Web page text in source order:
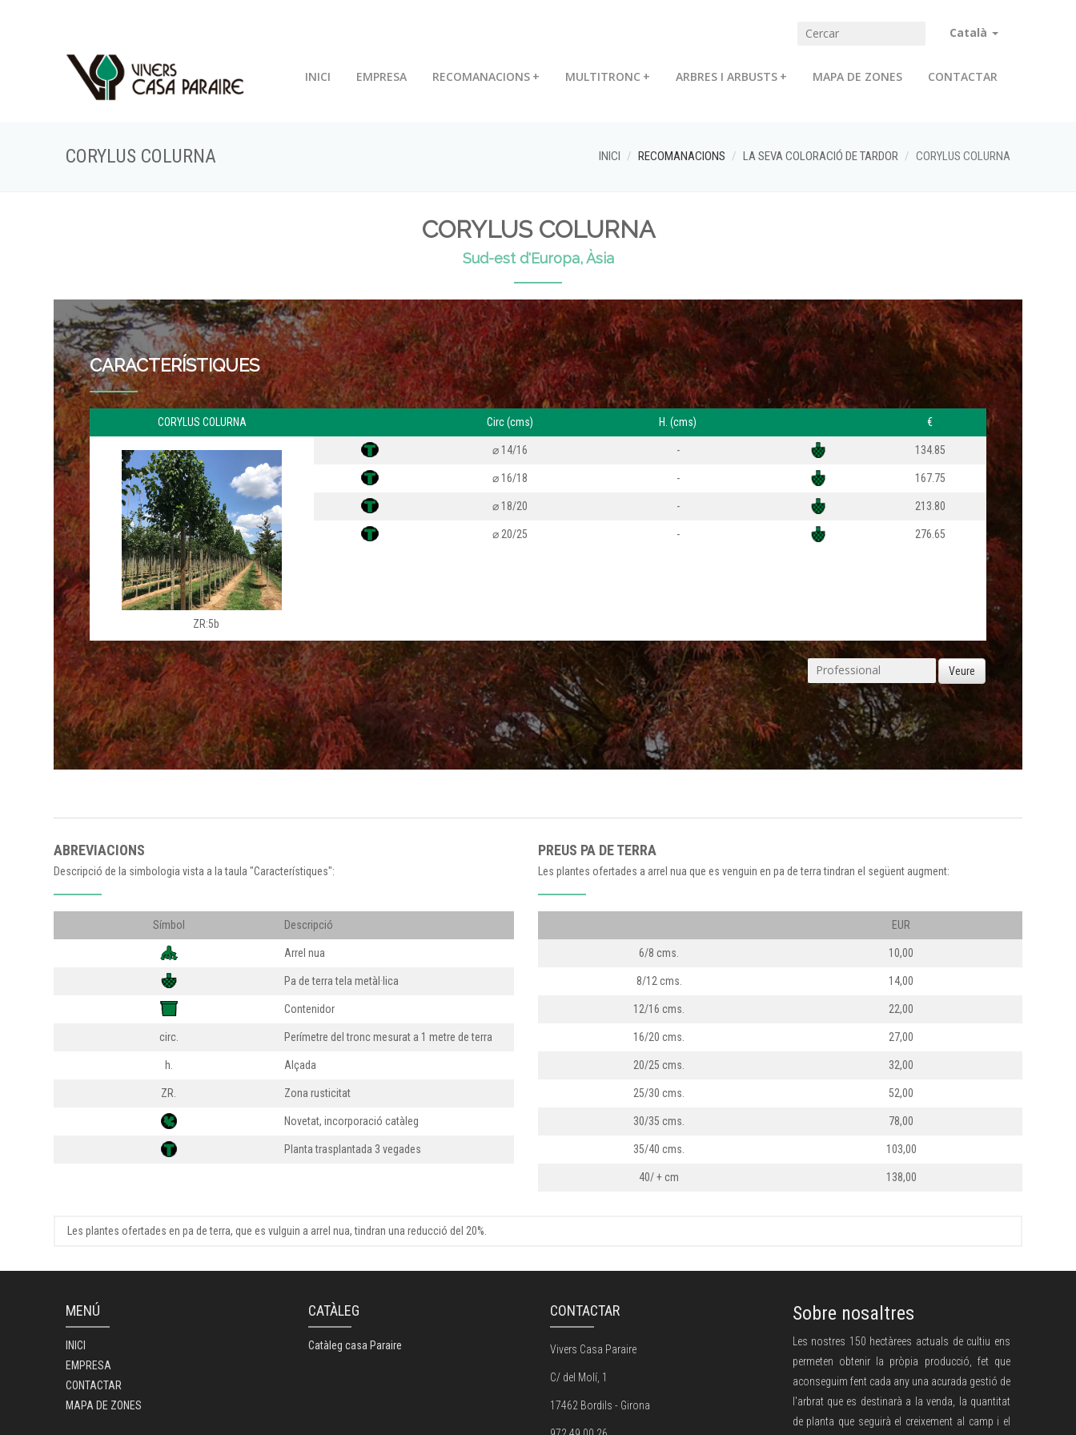
Català
INICI EMPRESA RECOMANACIONS + MULTITRONC + ARBRES I ARBUSTS + MAPA DE ZONES CONTACTAR
CORYLUS COLURNA INICI RECOMANACIONS LA SEVA COLORACIÓ DE TARDOR CORYLUS COLURNA
CORYLUS COLURNA
Sud-est d'Europa, Àsia
CARACTERÍSTIQUES
CORYLUS COLURNA
ZR:5b
Circ (cms) H. (cms) €
⌀ 14/16 - 134.85
⌀ 16/18 - 167.75
⌀ 18/20 - 213.80
⌀ 20/25 - 276.65
Veure
ABREVIACIONS
Descripció de la simbologia vista a la taula "Característiques":
Símbol Descripció
Arrel nua
Pa de terra tela metàl·lica
Contenidor
circ. Perímetre del tronc mesurat a 1 metre de terra
h. Alçada
ZR. Zona rusticitat
Novetat, incorporació catàleg
Planta trasplantada 3 vegades
PREUS PA DE TERRA
Les plantes ofertades a arrel nua que es venguin en pa de terra tindran el següent augment:
EUR
6/8 cms. 10,00
8/12 cms. 14,00
12/16 cms. 22,00
16/20 cms. 27,00
20/25 cms. 32,00
25/30 cms. 52,00
30/35 cms. 78,00
35/40 cms. 103,00
40/ + cm 138,00
Les plantes ofertades en pa de terra, que es vulguin a arrel nua, tindran una reducció del 20%.
MENÚ
INICI
EMPRESA
CONTACTAR
MAPA DE ZONES
CATÀLEG
Catàleg casa Paraire
CONTACTAR
Vivers Casa Paraire
C/ del Molí, 1
17462 Bordils - Girona
Sobre nosaltres
Les nostres 150 hectàrees actuals de cultiu ens
permeten obtenir la pròpia producció, fet que
aconseguim fent cada any una acurada gestió de
l'arbrat que es destinarà a la venda, la quantitat
de planta que seguirà el creixement al camp i el